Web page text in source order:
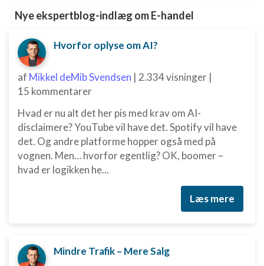
Nye ekspertblog-indlæg om E-handel
Hvorfor oplyse om AI?
af Mikkel deMib Svendsen | 2.334 visninger |
15 kommentarer
Hvad er nu alt det her pis med krav om AI-
disclaimere? YouTube vil have det. Spotify vil have
det. Og andre platforme hopper også med på
vognen. Men… hvorfor egentlig? OK, boomer –
hvad er logikken he...
Læs mere
Mindre Trafik – Mere Salg